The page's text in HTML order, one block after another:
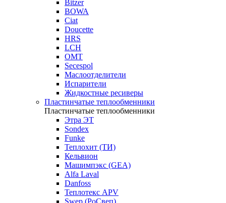
Bitzer
BOWA
Ciat
Doucette
HRS
LCH
OMT
Secespol
Маслоотделители
Испарители
Жидкостные ресиверы
Пластинчатые теплообменники
Пластинчатые теплообменники
Этра ЭТ
Sondex
Funke
Теплохит (ТИ)
Кельвион
Машимпэкс (GEA)
Alfa Laval
Danfoss
Теплотекс APV
Swep (РоСвеп)